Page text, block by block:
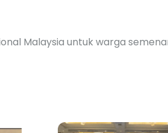
Malaysia untuk warga